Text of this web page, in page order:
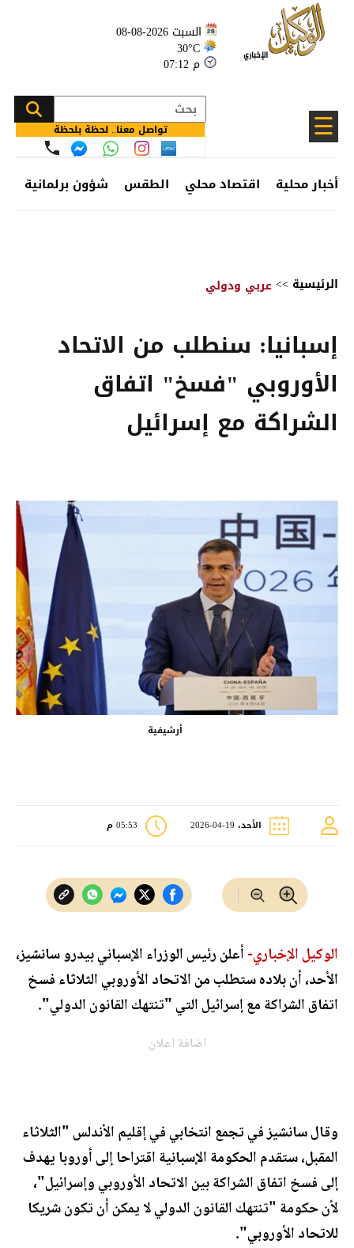
السبت 2026-08-08
30°C
07:12 م
☰ تواصل معنا.. لحظة بلحظة
أخبار محلية اقتصاد محلي الطقس شؤون برلمانية
الرئيسية >>عربي ودولي
إسبانيا: سنطلب من الاتحاد
الأوروبي "فسخ" اتفاق
الشراكة مع إسرائيل
أرشيفية
الأحد، 19-04-2026 05:53 م
الوكيل الإخباري-أعلن رئيس الوزراء الإسباني بيدرو سانشيز،
الأحد، أن بلاده ستطلب من الاتحاد الأوروبي الثلاثاء فسخ
اتفاق الشراكة مع إسرائيل التي "تنتهك القانون الدولي".
اضافة اعلان
وقال سانشيز في تجمع انتخابي في إقليم الأندلس "الثلاثاء
المقبل، ستقدم الحكومة الإسبانية اقتراحا إلى أوروبا يهدف
إلى فسخ اتفاق الشراكة بين الاتحاد الأوروبي وإسرائيل"،
لأن حكومة "تنتهك القانون الدولي لا يمكن أن تكون شريكا
للاتحاد الأوروبي".